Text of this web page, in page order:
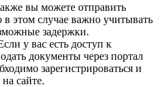
вы можете отправить
этом случае важно учитывать
задержки.
у вас есть доступ к
документы через портал
зарегистрироваться и
сайте.